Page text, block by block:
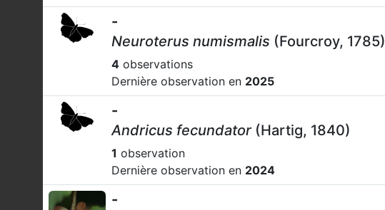
-
Neuroterus numismalis (Fourcroy, 1785)
4 observations
Dernière observation en 2025
-
Andricus fecundator (Hartig, 1840)
1 observation
Dernière observation en 2024
-